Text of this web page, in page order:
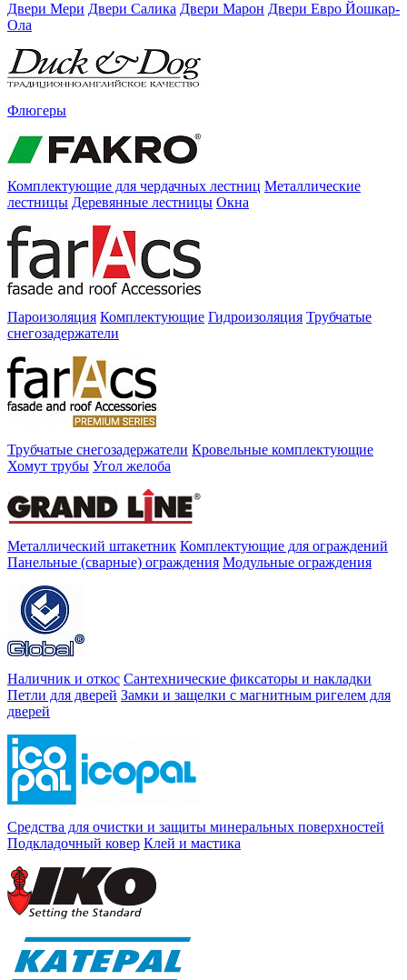
Двери Мери Двери Салика Двери Марон Двери Евро Йошкар-
Ола
Флюгеры
Комплектующие для чердачных лестниц Металлические
лестницы Деревянные лестницы Окна
Пароизоляция Комплектующие Гидроизоляция Трубчатые
снегозадержатели
Трубчатые снегозадержатели Кровельные комплектующие
Хомут трубы Угол желоба
Металлический штакетник Комплектующие для ограждений
Панельные (сварные) ограждения Модульные ограждения
Наличник и откос Сантехнические фиксаторы и накладки
Петли для дверей Замки и защелки с магнитным ригелем для
дверей
Средства для очистки и защиты минеральных поверхностей
Подкладочный ковер Клей и мастика